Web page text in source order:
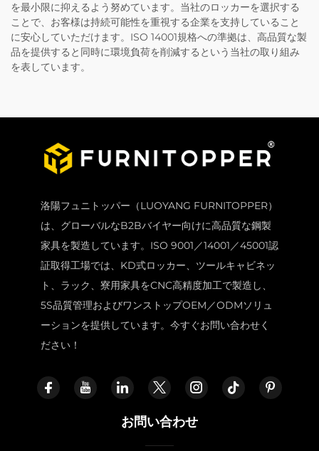
を最小限に抑えるよう努めています。当社のロッカーを選択する
ことで、お客様は持続可能性を重視する企業を支持していること
に安心していただけます。ISO 14001規格への準拠は、高品質な製
品を提供すると同時に環境負荷を削減するという当社の取り組み
を表しています。
洛陽フュニトッパー（LUOYANG FURNITOPPER）
は、グローバルなB2Bバイヤー向けに高品質な鋼製
家具を製造しています。ISO 9001／14001／45001認
証取得工場では、KD式ロッカー、ツールキャビネッ
ト、ラック、寮用家具をCNC高精度加工で製造し、
5S品質管理およびワンストップOEM／ODMソリュ
ーションを提供しています。今すぐお問い合わせく
ださい！
お問い合わせ